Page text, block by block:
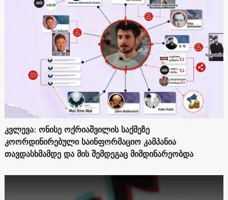
კვლევა: ონისე ოქრიაშვილის საქმეზე
კოორდინირებული საინფორმაციო კამპანია
თავდასხმამდე და მის შემდეგაც მიმდინარეობდა